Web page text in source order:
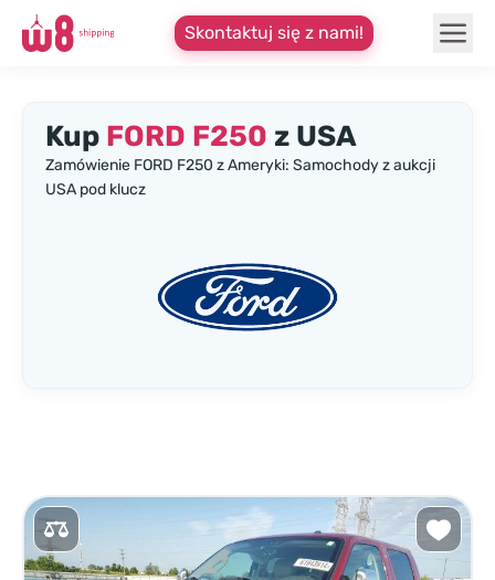
Skontaktuj się z nami!
Kup FORD F250 z USA
Zamówienie FORD F250 z Ameryki: Samochody z aukcji
USA pod klucz